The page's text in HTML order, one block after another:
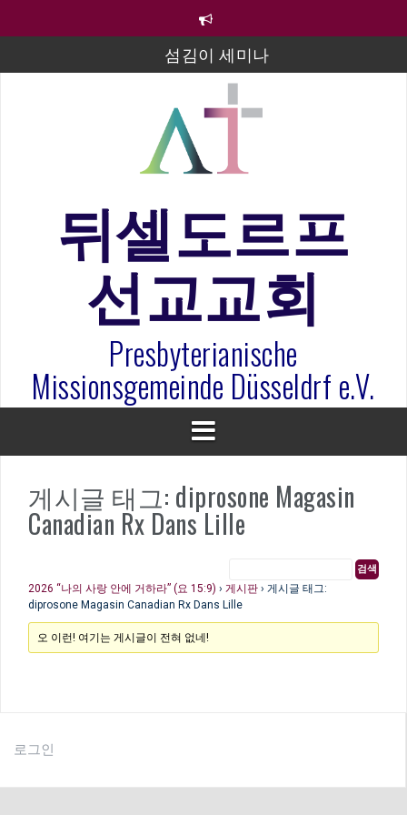
섬김이 세미나
김태희 자매 졸업연주
2023년 어린이 주일 유초등부 발표
라합3 나라 봉헌송
은퇴사-우선화 권사
20260322 주안에 가만히 머물기(요한복음 15:1-17) 손
훈목사
뒤셀도르프
선교교회
Presbyterianische
Missionsgemeinde Düsseldrf e.V.
게시글 태그: diprosone Magasin
Canadian Rx Dans Lille
2026 “나의 사랑 안에 거하라” (요 15:9) › 게시판 › 게시글 태그:
diprosone Magasin Canadian Rx Dans Lille
오 이런! 여기는 게시글이 전혀 없네!
로그인